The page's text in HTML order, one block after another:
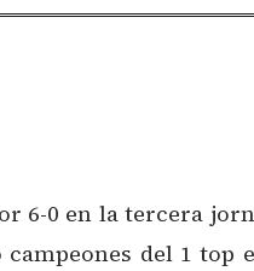
6-0 en la tercera
del 1